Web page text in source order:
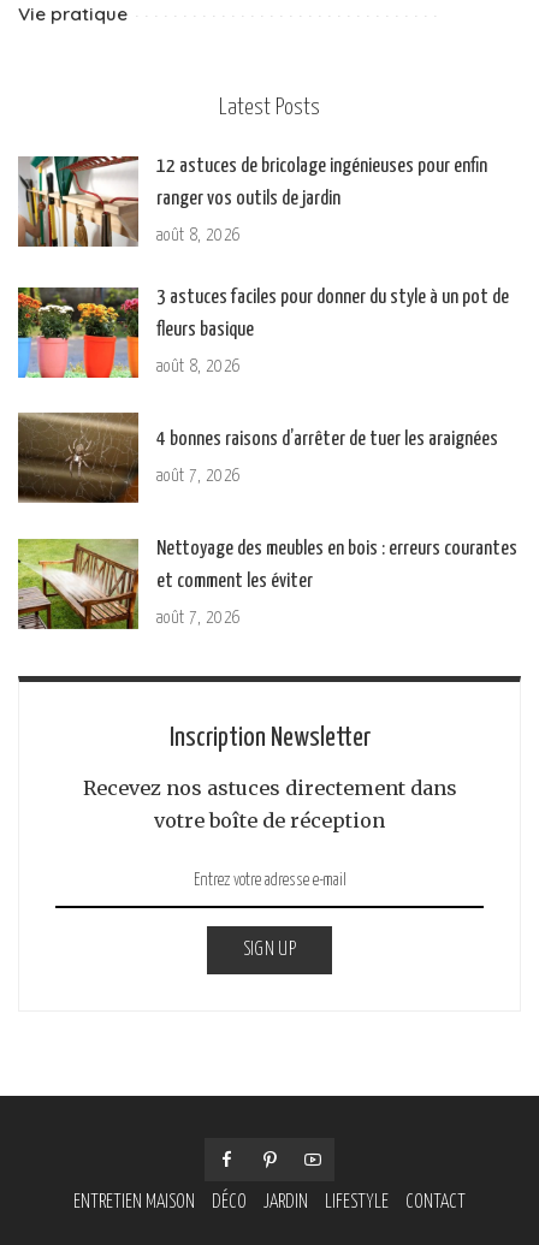
Vie pratique
Latest Posts
12 astuces de bricolage ingénieuses pour enfin
ranger vos outils de jardin
août 8, 2026
3 astuces faciles pour donner du style à un pot de
fleurs basique
août 8, 2026
4 bonnes raisons d’arrêter de tuer les araignées
août 7, 2026
Nettoyage des meubles en bois : erreurs courantes
et comment les éviter
août 7, 2026
Inscription Newsletter
Recevez nos astuces directement dans
votre boîte de réception
SIGN UP
ENTRETIEN MAISON DÉCO JARDIN LIFESTYLE CONTACT